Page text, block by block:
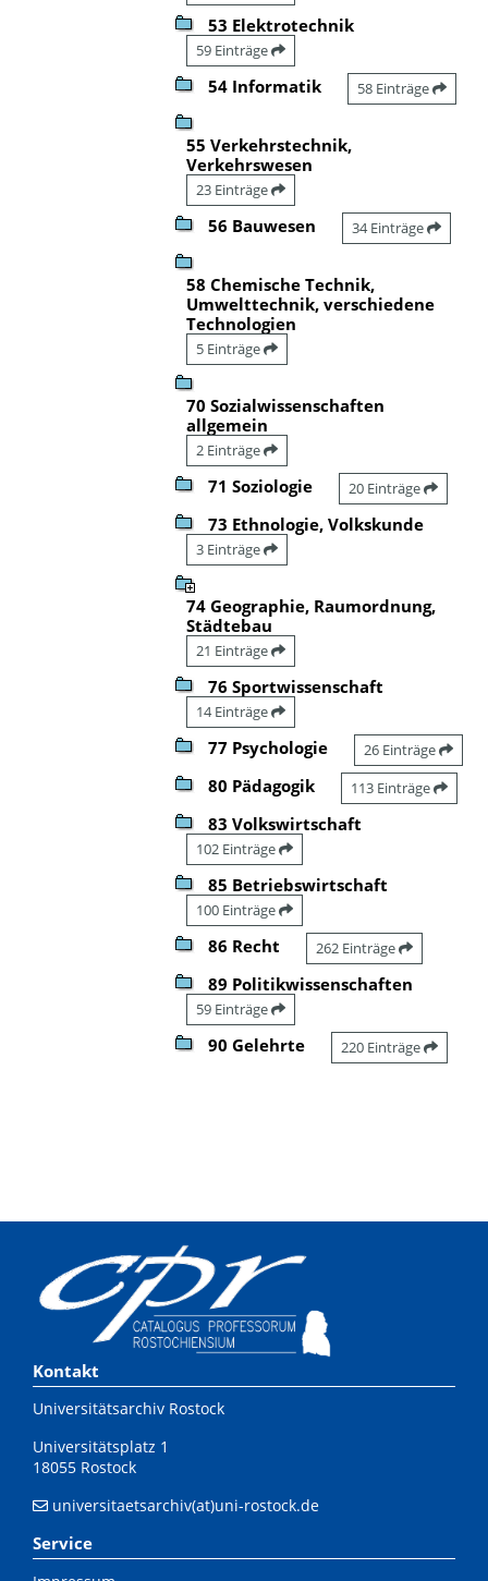
53 Elektrotechnik
59 Einträge
54 Informatik 58 Einträge
55 Verkehrstechnik,
Verkehrswesen
23 Einträge
56 Bauwesen 34 Einträge
58 Chemische Technik,
Umwelttechnik, verschiedene
Technologien
5 Einträge
70 Sozialwissenschaften
allgemein
2 Einträge
71 Soziologie 20 Einträge
73 Ethnologie, Volkskunde
3 Einträge
74 Geographie, Raumordnung,
Städtebau
21 Einträge
76 Sportwissenschaft
14 Einträge
77 Psychologie 26 Einträge
80 Pädagogik 113 Einträge
83 Volkswirtschaft
102 Einträge
85 Betriebswirtschaft
100 Einträge
86 Recht 262 Einträge
89 Politikwissenschaften
59 Einträge
90 Gelehrte 220 Einträge
Kontakt
Universitätsarchiv Rostock
Universitätsplatz 1
18055 Rostock
universitaetsarchiv(at)uni-rostock.de
Service